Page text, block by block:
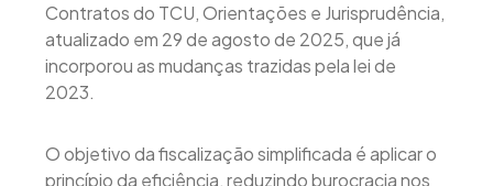
Contratos do TCU, Orientações e Jurisprudência,
atualizado em 29 de agosto de 2025, que já
incorporou as mudanças trazidas pela lei de
2023.
O objetivo da fiscalização simplificada é aplicar o
princípio da eficiência, reduzindo burocracia nos